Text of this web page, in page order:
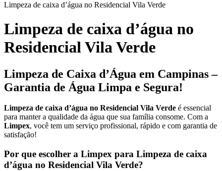
Limpeza de caixa d’água no Residencial Vila Verde
Limpeza de caixa d’água no
Residencial Vila Verde
Limpeza de Caixa d’Água em Campinas –
Garantia de Água Limpa e Segura!
Limpeza de caixa d’água no Residencial Vila Verde é essencial
para manter a qualidade da água que sua família consome. Com a
Limpex, você tem um serviço profissional, rápido e com garantia de
satisfação!
Por que escolher a Limpex para Limpeza de caixa
d’água no Residencial Vila Verde?